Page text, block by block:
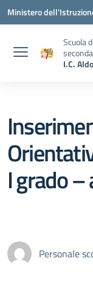
Vai ai contenuti
Vai al menu di
Vai al footer
Ministero
Scuola
I.C.
I grado
Personale